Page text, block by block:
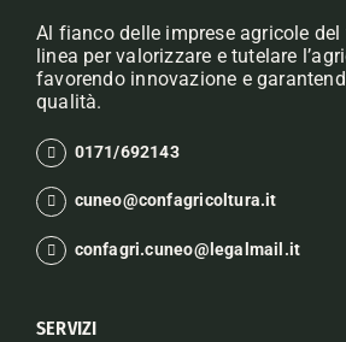
Al fianco delle imprese agricole
linea per valorizzare e tutelare
favorendo innovazione e
qualità.
0171/692143
cuneo@confagricoltura.it
confagri.cuneo@legalmail.it
SERVIZI